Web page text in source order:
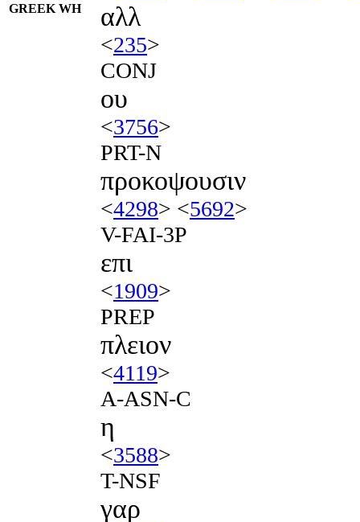
GREEK WH αλλ
<235>
CONJ
ου
<3756>
PRT-N
προκοψουσιν
<4298> <5692>
V-FAI-3P
επι
<1909>
PREP
πλειον
<4119>
A-ASN-C
η
<3588>
T-NSF
γαρ